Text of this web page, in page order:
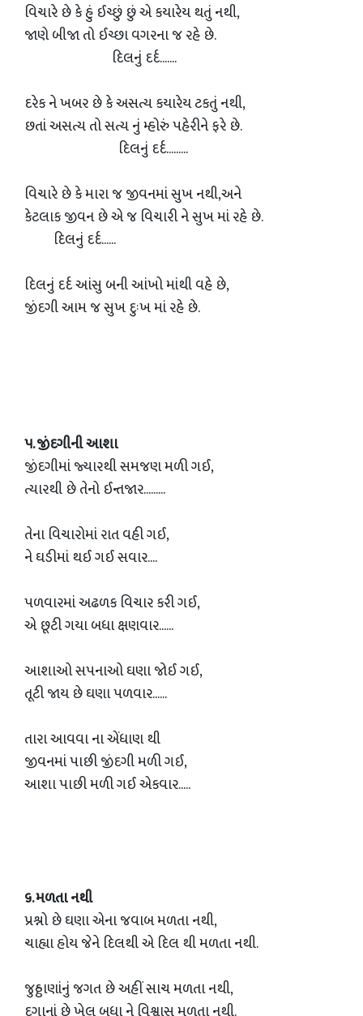
વિચારે છે કે હું ઈચ્છું છું એ કયારેય થતું નથી,
જાણે બીજા તો ઈચ્છા વગરના જ રહે છે.
દિલનું દર્દ.......
દરેક ને ખબર છે કે અસત્ય કયારેય ટકતું નથી,
છતાં અસત્ય તો સત્ય નું મ્હોરું પહેરીને ફરે છે.
દિલનું દર્દ.........
વિચારે છે કે મારા જ જીવનમાં સુખ નથી,અને
કેટલાક જીવન છે એ જ વિચારી ને સુખ માં રહે છે.
દિલનું દર્દ......
દિલનું દર્દ આંસુ બની આંખો માંથી વહે છે,
જીંદગી આમ જ સુખ દુઃખ માં રહે છે.
૫. જીંદગીની આશા
જીંદગીમાં જ્યારથી સમજણ મળી ગઈ,
ત્યારથી છે તેનો ઈન્તજાર.........
તેના વિચારોમાં રાત વહી ગઈ,
ને ઘડીમાં થઈ ગઈ સવાર....
પળવારમાં અઢળક વિચાર કરી ગઈ,
એ છૂટી ગયા બધા ક્ષણવાર......
આશાઓ સપનાઓ ઘણા જોઈ ગઈ,
તૂટી જાય છે ઘણા પળવાર......
તારા આવવા ના એંધાણ થી
જીવનમાં પાછી જીંદગી મળી ગઈ,
આશા પાછી મળી ગઈ એકવાર.....
૬. મળતા નથી
પ્રશ્નો છે ઘણા એના જવાબ મળતા નથી,
ચાહ્યા હોય જેને દિલથી એ દિલ થી મળતા નથી.
જુઠ્ઠાણાંનું જગત છે અહીં સાચ મળતા નથી,